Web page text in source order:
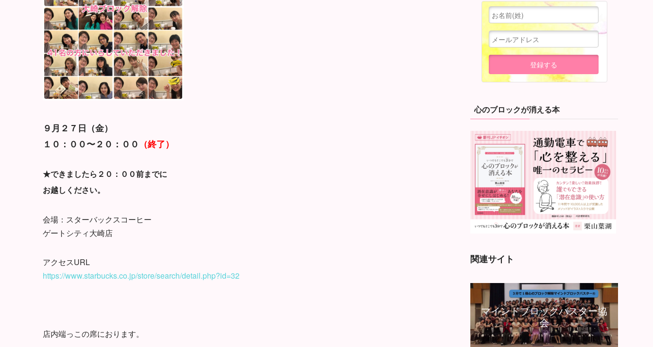
９月２７日（金）
１０：００〜２０：００ （終了）
★できましたら２０：００前までに
お越しください。
会場：スターバックスコーヒー
ゲートシティ大崎店
アクセスURL
https://www.starbucks.co.jp/store/search/detail.php?id=32
店内端っこの席におります。
心のブロックが消える本
関連サイト
マインドブロックバスター協
会